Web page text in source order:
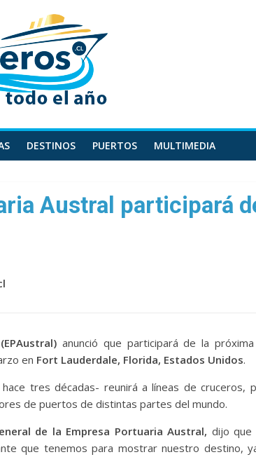
DESTINOS PUERTOS MULTIMEDIA
Austral participará
anunció que participará de la
en Fort Lauderdale, Florida, Estados Unidos.
tres décadas- reunirá a líneas de cruceros,
de puertos de distintas partes del mundo.
de la Empresa Portuaria Austral, dijo que
que tenemos para mostrar nuestro destino,